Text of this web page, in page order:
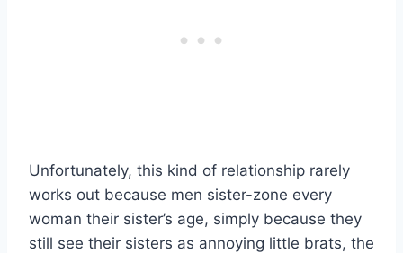
Unfortunately, this kind of relationship rarely
works out because men sister-zone every
woman their sister’s age, simply because they
still see their sisters as annoying little brats, the